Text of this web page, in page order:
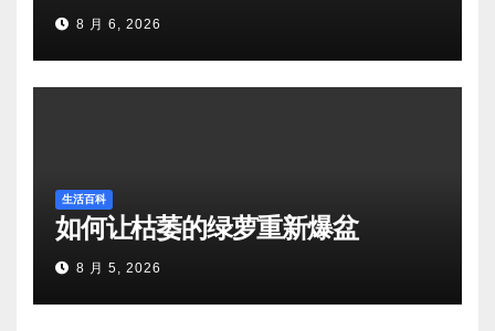
8 月 6, 2026
生活百科
如何让枯萎的绿萝重新爆盆
8 月 5, 2026